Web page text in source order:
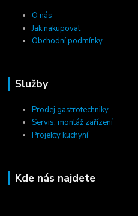
O nás
Jak nakupovat
Obchodní podmínky
Služby
Prodej gastrotechniky
Servis, montáž zařízení
Projekty kuchyní
Kde nás najdete